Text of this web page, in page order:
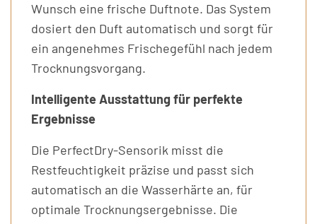
Wunsch eine frische Duftnote. Das System
dosiert den Duft automatisch und sorgt für
ein angenehmes Frischegefühl nach jedem
Trocknungsvorgang.
Intelligente Ausstattung für perfekte
Ergebnisse
Die PerfectDry-Sensorik misst die
Restfeuchtigkeit präzise und passt sich
automatisch an die Wasserhärte an, für
optimale Trocknungsergebnisse. Die